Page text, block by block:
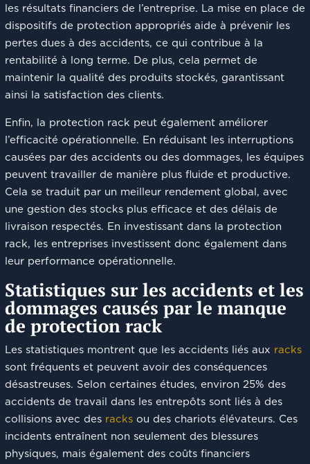
les résultats financiers de l’entreprise. La mise en place de
dispositifs de protection appropriés aide à prévenir les
pertes dues à des accidents, ce qui contribue à la
rentabilité à long terme. De plus, cela permet de
maintenir la qualité des produits stockés, garantissant
ainsi la satisfaction des clients.
Enfin, la protection rack peut également améliorer
l’efficacité opérationnelle. En réduisant les interruptions
causées par des accidents ou des dommages, les équipes
peuvent travailler de manière plus fluide et productive.
Cela se traduit par un meilleur rendement global, avec
une gestion des stocks plus efficace et des délais de
livraison respectés. En investissant dans la protection
rack, les entreprises investissent donc également dans
leur performance opérationnelle.
Statistiques sur les accidents et les
dommages causés par le manque
de protection rack
Les statistiques montrent que les accidents liés aux racks
sont fréquents et peuvent avoir des conséquences
désastreuses. Selon certaines études, environ 25% des
accidents de travail dans les entrepôts sont liés à des
collisions avec des racksou des chariots élévateurs. Ces
incidents entraînent non seulement des blessures
physiques, mais également des coûts financiers